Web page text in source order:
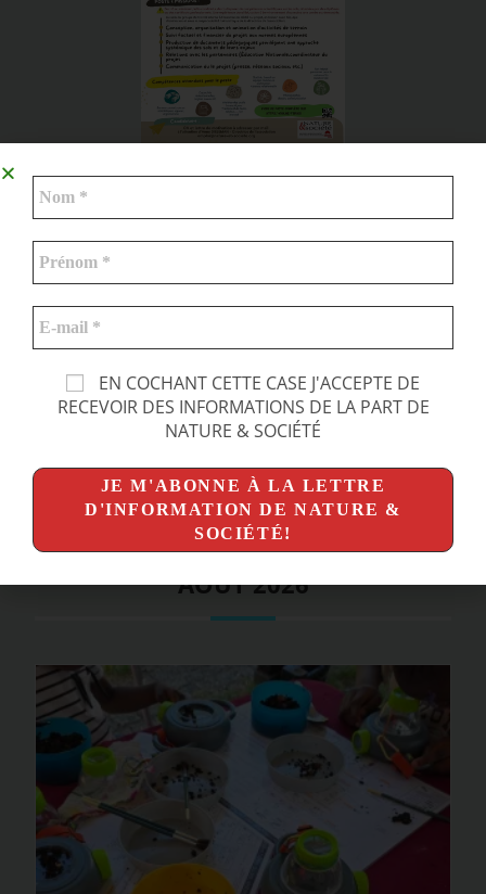
PROCHAINEMENT…
AOÛT 2026
EN COCHANT CETTE CASE J'ACCEPTE DE
RECEVOIR DES INFORMATIONS DE LA PART DE
NATURE & SOCIÉTÉ